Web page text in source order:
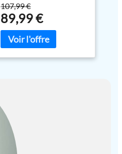
d'une tête
chauffante/refroidissante
avec 4 réglages de
température réglables
ou la fonction de froid
pour soulager efficacement
les tensions musculaires.
Pistolet de massage
intelligent avec cours de
107,99 €
89,99 €